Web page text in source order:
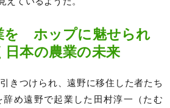
を ホップに魅せられ
日本の農業の未来
きつけられ、遠野に移住した者たち
辞め遠野で起業した田村淳一（たむ